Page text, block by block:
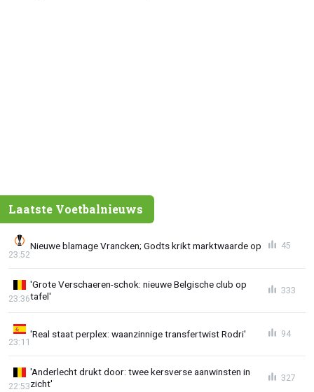
Laatste Voetbalnieuws
Nieuwe blamage Vrancken; Godts krikt marktwaarde op
23:52
45
'Grote Verschaeren-schok: nieuwe Belgische club op
tafel'
23:36
333
'Real staat perplex: waanzinnige transfertwist Rodri'
23:11
94
'Anderlecht drukt door: twee kersverse aanwinsten in
zicht'
22:53
327